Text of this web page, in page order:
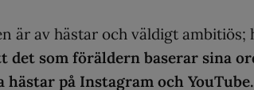
är av hästar och väldigt ambitiös;
det som föräldern baserar sina
på Instagram och